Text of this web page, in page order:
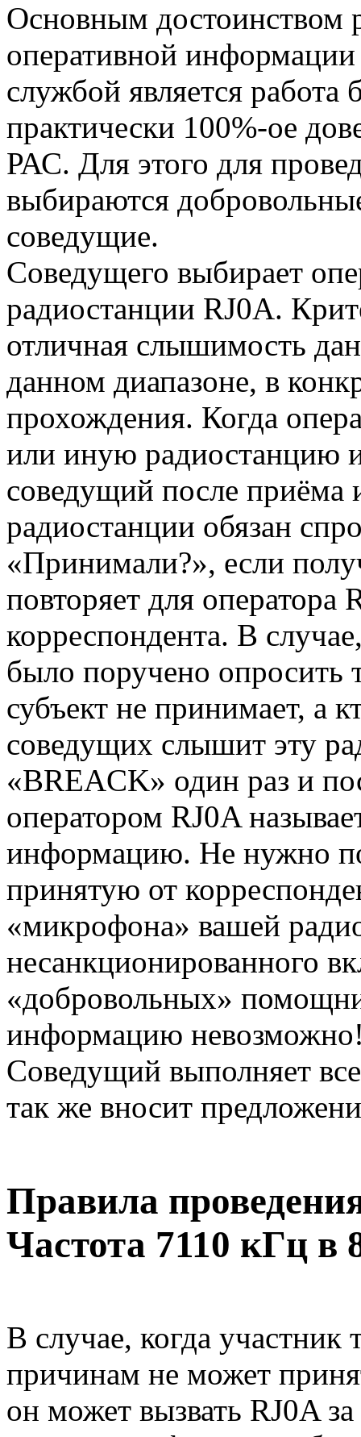
Основным достоинством
оперативной
службой является работа
практически 100%-ое
РАС. Для этого для
выбираются
соведущие.
Соведущего выбирает
радиостанции RJ0A.
отличная слышимость
данном диапазоне, в
прохождения. Когда
или иную радиостанцию
соведущий после приёма
радиостанции обязан
«Принимали?», если
повторяет для
корреспондента. В
было поручено
субъект не принимает, а
соведущих слышит эту
«BREACK» один раз и
оператором RJ0A
информацию. Не нужно
принятую от
«микрофона» вашей
несанкционированного
«добровольных»
информацию
Соведущий выполняет
так же вносит
Правила
Частота 7110 кГц в
В случае, когда
причинам не может
он может вызвать RJ0A